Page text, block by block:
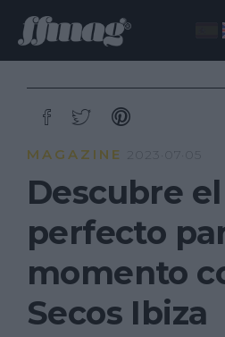
MAGAZINE 2023·07·05
Descubre
perfecto
momento
Secos Ibiza